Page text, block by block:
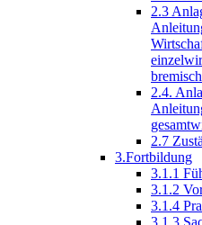
2.3
2.4.
2.7
3.Fortbildung
3.1.1
3.1.2
3.1.4
3.1.3